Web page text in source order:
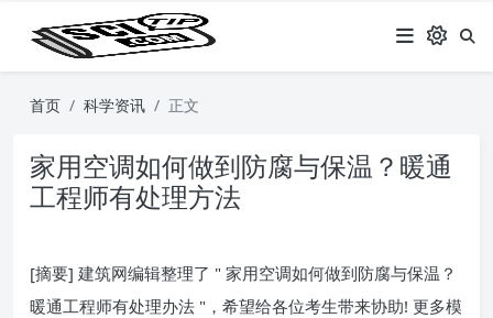
首页 科学资讯 正文
家用空调如何做到防腐与保温？暖通
工程师有处理方法
[摘要] 建筑网编辑整理了 " 家用空调如何做到防腐与保温？
暖通工程师有处理办法 "，希望给各位考生带来协助! 更多模